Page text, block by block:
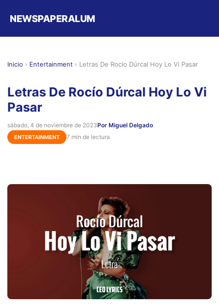
NEWSPAPERALUM
Inicio › Entertainment › Letras De Rocío Dúrcal Hoy Lo Vi Pasar
Letras De Rocío Dúrcal Hoy Lo Vi
Pasar
sábado, 4 de noviembre de 2023Por Miguel Delgado
ENTERTAINMENT 7 min de lectura